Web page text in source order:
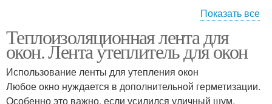
утеплитель
Прокладки для окон
Резинки на деревянные
Уплотнитель для
Показать все
Теплоизоляционная лента для
окон. Лента утеплитель для окон
Использование ленты для утепления окон
Любое окно нуждается в дополнительной герметизации.
Особенно это важно, если усилился уличный шум,